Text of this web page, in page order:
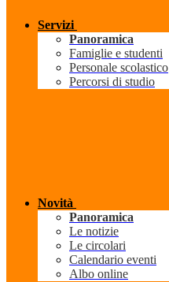
Servizi
Panoramica
Famiglie e studenti
Personale scolastico
Percorsi di studio
Novità
Panoramica
Le notizie
Le circolari
Calendario eventi
Albo online